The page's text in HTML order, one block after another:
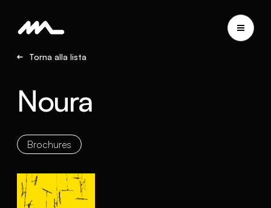
Torna alla lista
Noura
Brochures